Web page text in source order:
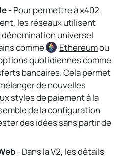
- Pour permettre à x402
les réseaux utilisent
universel
comme
Ethereumou
quotidiennes comme
bancaires. Cela permet
de nouvelles
styles de paiement à la
de la configuration
des idées sans partir de
- Dans la V2, les détails